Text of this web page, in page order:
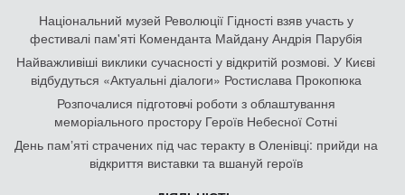
Національний музей Революції Гідності взяв участь у
фестивалі пам'яті Коменданта Майдану Андрія Парубія
Найважливіші виклики сучасності у відкритій розмові. У Києві
відбудуться «Актуальні діалоги» Ростислава Прокопюка
Розпочалися підготовчі роботи з облаштування
меморіального простору Героїв Небесної Сотні
День памʼяті страчених під час теракту в Оленівці: прийди на
відкриття виставки та вшануй героїв